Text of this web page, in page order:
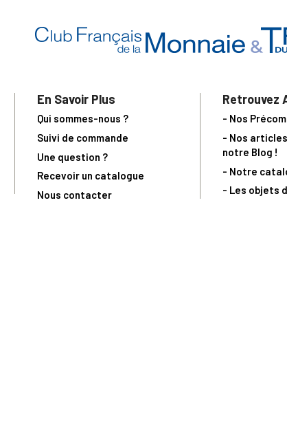
En Savoir Plus
Qui sommes-nous ?
Suivi de commande
Une question ?
Recevoir un catalogue
Nous contacter
Retrouvez
- Nos
- Nos
notre Blog !
- Notre
- Les objets